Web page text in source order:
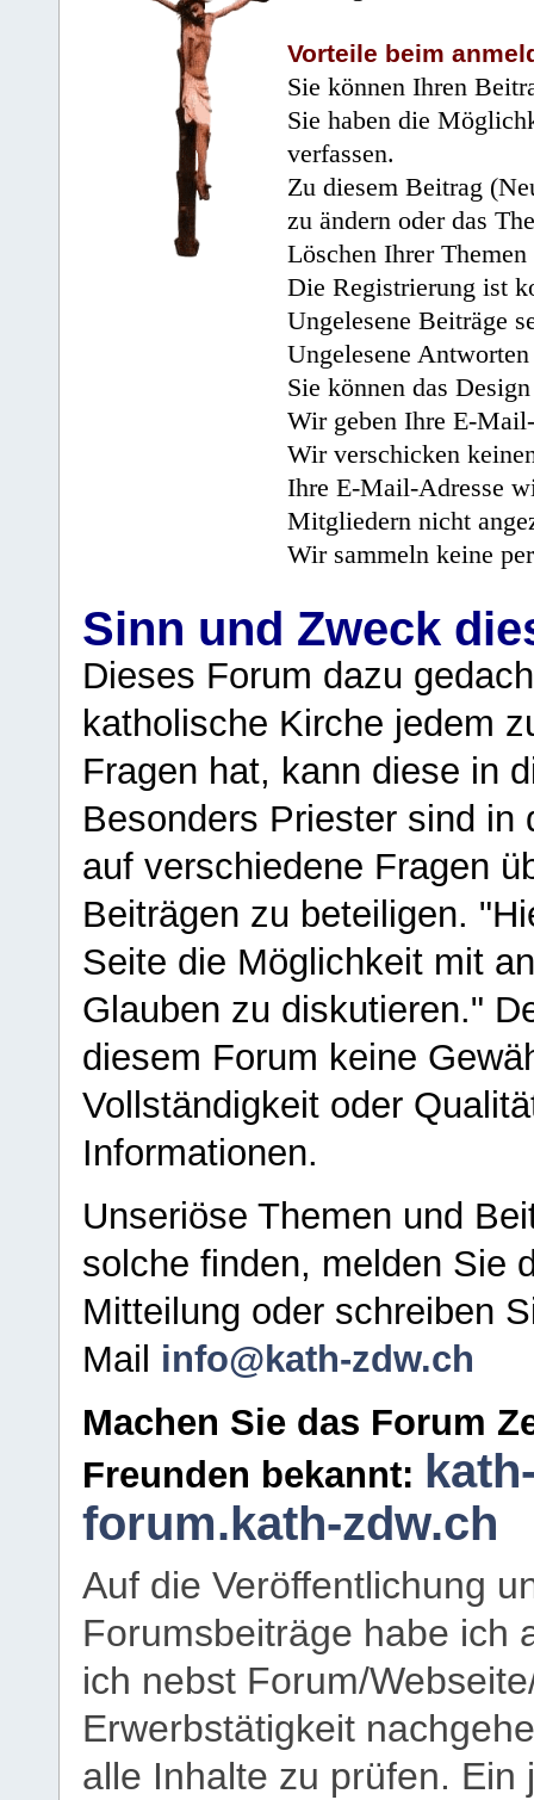
Vorteile beim
Sie können Ihren
Sie haben die
verfassen.
Zu diesem Beitrag
zu ändern oder das
Löschen Ihrer
Die Registrierung ist
Ungelesene Beiträge
Ungelesene
Sie können das
Wir geben Ihre E-
Wir verschicken
Ihre E-Mail-Adresse
Mitgliedern nicht
Wir sammeln keine
Sinn und Zweck
Dieses Forum dazu
katholische Kirche jedem
Fragen hat, kann diese in
Besonders Priester sind in
auf verschiedene Fragen
Beiträgen zu beteiligen.
Seite die Möglichkeit mit
Glauben zu diskutieren."
diesem Forum keine
Vollständigkeit oder
Informationen.
Unseriöse Themen und
solche finden, melden Sie
Mitteilung oder schreiben
Mail info@kath-zdw.ch
Machen Sie das Forum
Freunden bekannt:
forum.kath-zdw.ch
Auf die Veröffentlichung
Forumsbeiträge habe ich
ich nebst Forum/
Erwerbstätigkeit
alle Inhalte zu prüfen.